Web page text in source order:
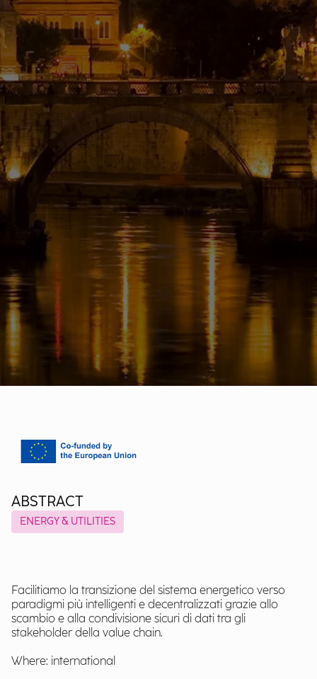
ABSTRACT
ENERGY & UTILITIES
Facilitiamo la transizione del sistema energetico verso
paradigmi più intelligenti e decentralizzati grazie allo
scambio e alla condivisione sicuri di dati tra gli
stakeholder della value chain.
Where: international